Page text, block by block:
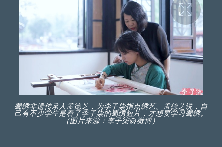
蜀绣非遗传承人孟德芝，为李子柒指点绣艺。孟德芝说，自
己有不少学生是看了李子柒的蜀绣短片，才想要学习蜀绣。
（图片来源：李子柒@微博）